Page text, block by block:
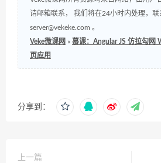
请邮箱联系， 我们将在24小时内处理，联
server@vekeke.com 。
Veke微课网 » 慕课：Angular JS 仿拉勾网
页应用
分享到：
上一篇